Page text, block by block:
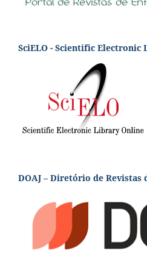
SciELO - Scientific Electronic
DOAJ – Diretório de Revistas